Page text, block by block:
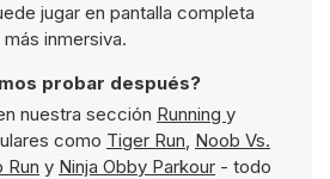
jugar en pantalla completa
inmersiva.
probar después?
nuestra sección Running y
como Tiger Run, Noob Vs.
Run y Ninja Obby Parkour - todo